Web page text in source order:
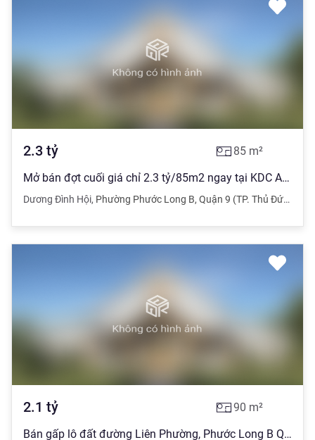
2.3 tỷ 85 m²
Mở bán đợt cuối giá chỉ 2.3 tỷ/85m2 ngay tại KDC An Thiên Lý
Dương Đình Hội, Phường Phước Long B, Quận 9 (TP. Thủ Đức)
2.1 tỷ 90 m²
Bán gấp lô đất đường Liên Phường, Phước Long B Quận 9. Giá 2,1 tỷ